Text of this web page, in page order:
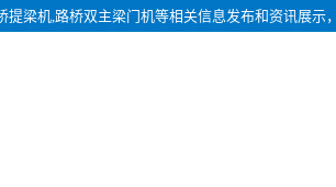
提梁机,路桥双主梁门机等相关信息发布和资讯展示